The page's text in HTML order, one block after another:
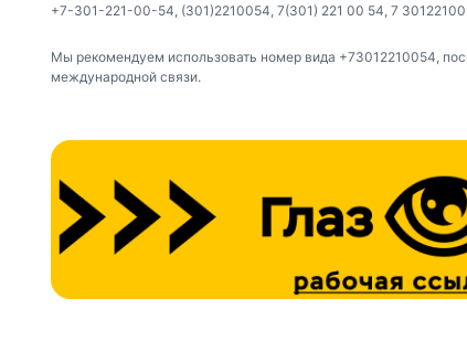
+7-301-221-00-54 (301)2210054 7(301) 221 00 54 7
Мы рекомендуем использовать номер вида +73012210054,
международной связи.